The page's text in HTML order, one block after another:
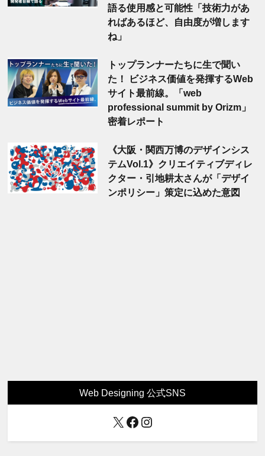
語る使用感と可能性「技術力があ
ればあるほど、自由度が増します
ね」
トップランナーたちに生で聞い
た！ ビジネス価値を発揮するWeb
サイト最前線。「web
professional summit by Orizm」
密着レポート
《大阪・関西万博のデザインシス
テムVol.1》クリエイティブディレ
クター・引地耕太さんが「デザイ
ンポリシー」策定に込めた意図
Web Designing 公式SNS
X Facebook
Instagram